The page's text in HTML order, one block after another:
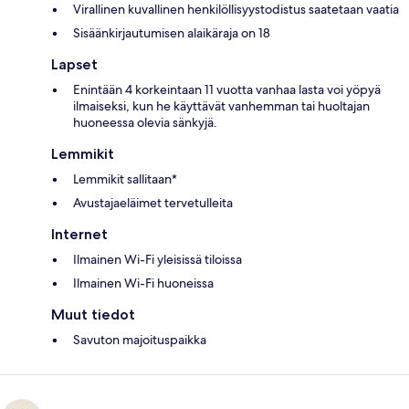
Virallinen kuvallinen henkilöllisyystodistus saatetaan vaatia
Sisäänkirjautumisen alaikäraja on 18
Lapset
Enintään 4 korkeintaan 11 vuotta vanhaa lasta voi yöpyä
ilmaiseksi, kun he käyttävät vanhemman tai huoltajan
huoneessa olevia sänkyjä.
Lemmikit
Lemmikit sallitaan*
Avustajaeläimet tervetulleita
Internet
Ilmainen Wi-Fi yleisissä tiloissa
Ilmainen Wi-Fi huoneissa
Muut tiedot
Savuton majoituspaikka